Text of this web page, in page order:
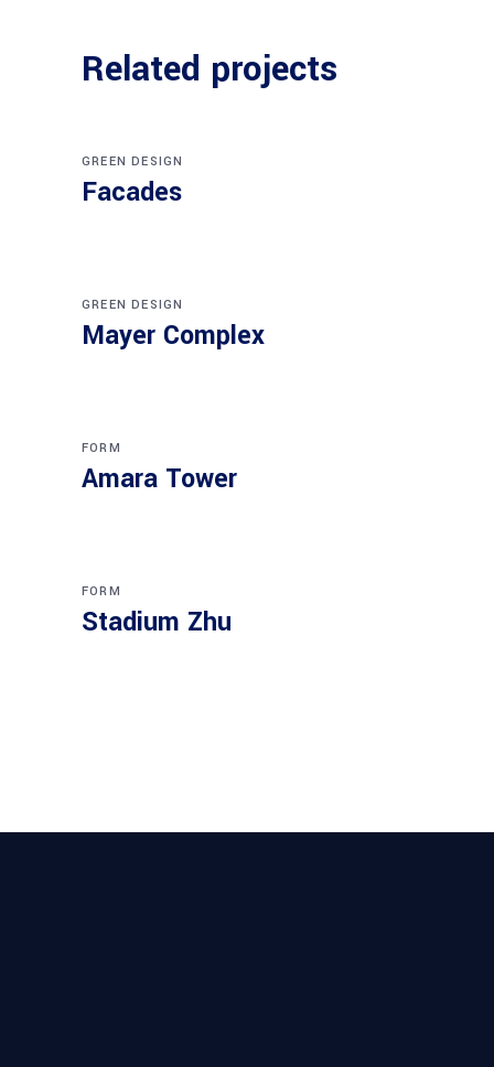
Related projects
GREEN DESIGN
Facades
GREEN DESIGN
Mayer Complex
FORM
Amara Tower
FORM
Stadium Zhu